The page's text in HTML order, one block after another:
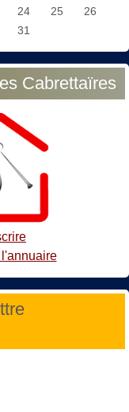
24 25
26
31
Cabrettaïres